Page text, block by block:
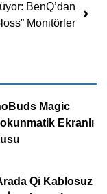
BenQ’dan
Monitörler
Magic
Ekranlı
Qi Kablosuz